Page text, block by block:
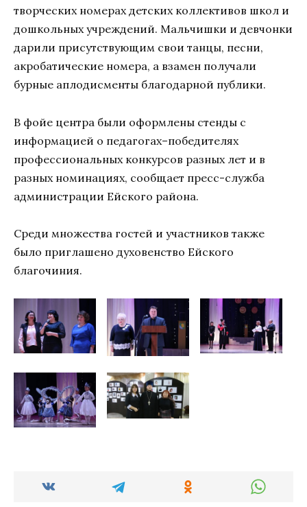
творческих номерах детских коллективов школ и
дошкольных учреждений. Мальчишки и девчонки
дарили присутствующим свои танцы, песни,
акробатические номера, а взамен получали
бурные аплодисменты благодарной публики.
В фойе центра были оформлены стенды с
информацией о педагогах–победителях
профессиональных конкурсов разных лет и в
разных номинациях, сообщает пресс-служба
администрации Ейского района.
Среди множества гостей и участников также
было приглашено духовенство Ейского
благочиния.